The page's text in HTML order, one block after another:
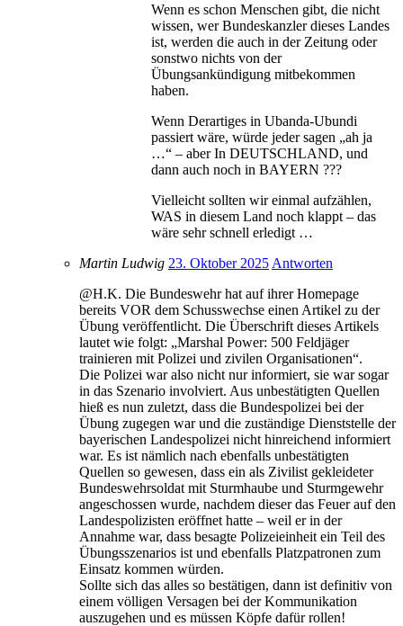
Wenn es schon Menschen gibt, die nicht
wissen, wer Bundeskanzler dieses Landes
ist, werden die auch in der Zeitung oder
sonstwo nichts von der
Übungsankündigung mitbekommen
haben.
Wenn Derartiges in Ubanda-Ubundi
passiert wäre, würde jeder sagen „ah ja
…“ – aber In DEUTSCHLAND, und
dann auch noch in BAYERN ???
Vielleicht sollten wir einmal aufzählen,
WAS in diesem Land noch klappt – das
wäre sehr schnell erledigt …
Martin Ludwig 23. Oktober 2025 Antworten
@H.K. Die Bundeswehr hat auf ihrer Homepage
bereits VOR dem Schusswechse einen Artikel zu der
Übung veröffentlicht. Die Überschrift dieses Artikels
lautet wie folgt: „Marshal Power: 500 Feldjäger
trainieren mit Polizei und zivilen Organisationen“.
Die Polizei war also nicht nur informiert, sie war sogar
in das Szenario involviert. Aus unbestätigten Quellen
hieß es nun zuletzt, dass die Bundespolizei bei der
Übung zugegen war und die zuständige Dienststelle der
bayerischen Landespolizei nicht hinreichend informiert
war. Es ist nämlich nach ebenfalls unbestätigten
Quellen so gewesen, dass ein als Zivilist gekleideter
Bundeswehrsoldat mit Sturmhaube und Sturmgewehr
angeschossen wurde, nachdem dieser das Feuer auf den
Landespolizisten eröffnet hatte – weil er in der
Annahme war, dass besagte Polizeieinheit ein Teil des
Übungsszenarios ist und ebenfalls Platzpatronen zum
Einsatz kommen würden.
Sollte sich das alles so bestätigen, dann ist definitiv von
einem völligen Versagen bei der Kommunikation
auszugehen und es müssen Köpfe dafür rollen!